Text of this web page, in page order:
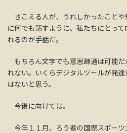
きこえる人が、うれしかったことや
に何でも話すように、私たちにとっ
れるのが手話だ。
もちろん文字でも意思疎通は可能
れない。いくらデジタルツールが発
はないと思う。
――今後に向けては。
今年１１月、ろう者の国際スポー